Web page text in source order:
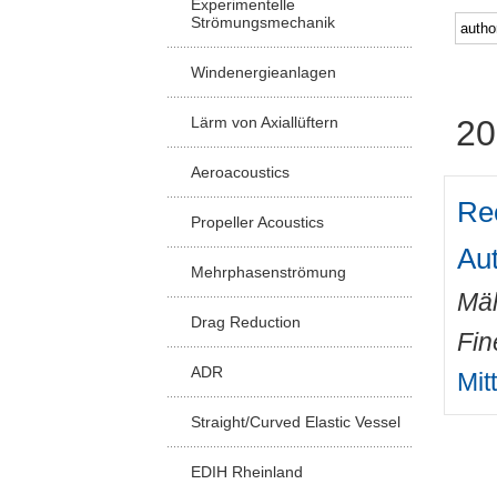
Experimentelle
Strömungsmechanik
Windenergieanlagen
Lärm von Axiallüftern
Aeroacoustics
Propeller Acoustics
Mehrphasenströmung
Drag Reduction
ADR
Straight/Curved Elastic Vessel
EDIH Rheinland